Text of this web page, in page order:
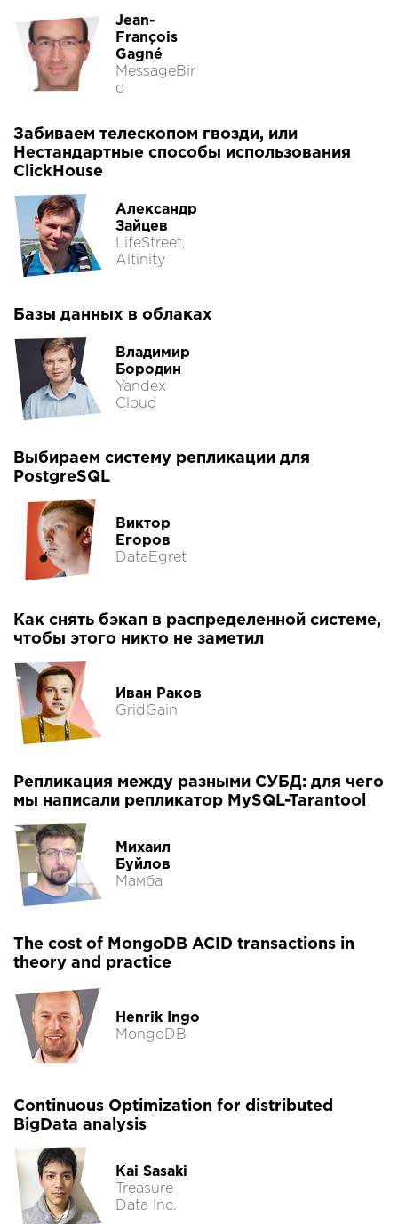
Jean-
François
Gagné
MessageBir
d
Забиваем телескопом гвозди, или
Нестандартные способы использования
ClickHouse
Александр
Зайцев
LifeStreet,
Altinity
Базы данных в облаках
Владимир
Бородин
Yandex
Cloud
Выбираем систему репликации для
PostgreSQL
Виктор
Егоров
DataEgret
Как снять бэкап в распределенной системе,
чтобы этого никто не заметил
Иван Раков
GridGain
Репликация между разными СУБД: для чего
мы написали репликатор MySQL-Tarantool
Михаил
Буйлов
Мамба
The cost of MongoDB ACID transactions in
theory and practice
Henrik Ingo
MongoDB
Continuous Optimization for distributed
BigData analysis
Kai Sasaki
Treasure
Data Inc.